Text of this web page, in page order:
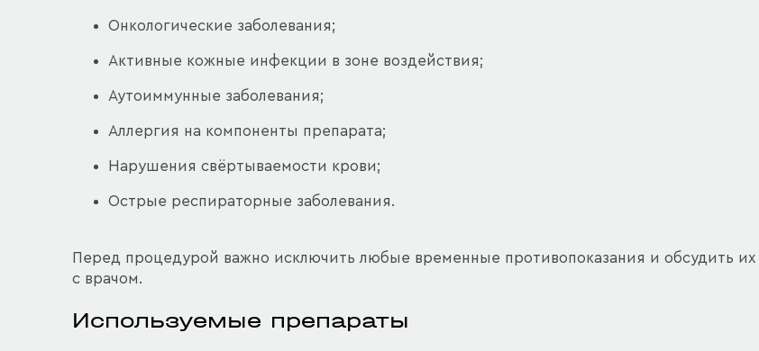
Онкологические заболевания;
Активные кожные инфекции в зоне воздействия;
Аутоиммунные заболевания;
Аллергия на компоненты препарата;
Нарушения свёртываемости крови;
Острые респираторные заболевания.
Перед процедурой важно исключить любые временные противопоказания и обсудить их
с врачом.
Используемые препараты